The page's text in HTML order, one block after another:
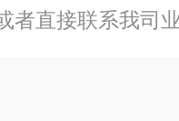
者直接联系我司